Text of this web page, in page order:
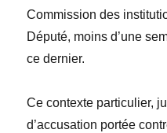
Commission des
Député, moins d’une
ce dernier.
Ce contexte particulier,
d’accusation portée